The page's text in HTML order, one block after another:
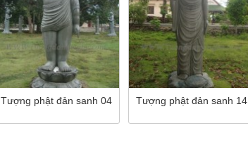
Tượng phật đản sanh 04 Tượng phật đản sanh 14